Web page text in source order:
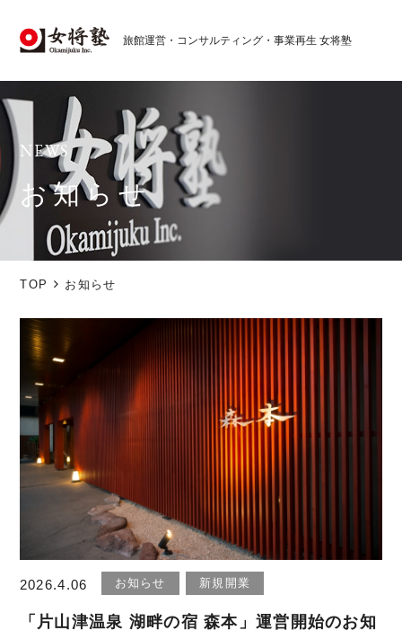
旅館運営・コンサルティング・事業再生 女将塾
お知らせ
TOP お知らせ
2026.4.06 お知らせ 新規開業
「片山津温泉 湖畔の宿 森本」運営開始のお知